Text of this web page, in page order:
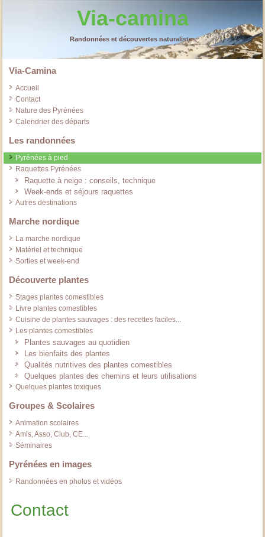
Via-camina
Randonnées et découvertes naturalistes
Via-Camina
Accueil
Contact
Nature des Pyrénées
Calendrier des départs
Les randonnées
Pyrénées à pied
Raquettes Pyrénées
Raquette à neige : conseils, technique
Week-ends et séjours raquettes
Autres destinations
Marche nordique
La marche nordique
Matériel et technique
Sorties et week-end
Découverte plantes
Stages plantes comestibles
Livre plantes comestibles
Cuisine de plantes sauvages : des recettes faciles...
Les plantes comestibles
Plantes sauvages au quotidien
Les bienfaits des plantes
Qualités nutritives des plantes comestibles
Quelques plantes des chemins et leurs utilisations
Quelques plantes toxiques
Groupes & Scolaires
Animation scolaires
Amis, Asso, Club, CE...
Séminaires
Pyrénées en images
Randonnées en photos et vidéos
Contact